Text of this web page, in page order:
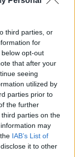
third parties, or
for
opt-out
that after your
seeing
utilized by
parties prior to
the further
parties on the
may
IAB’s List of
it to other
di 1 voto.